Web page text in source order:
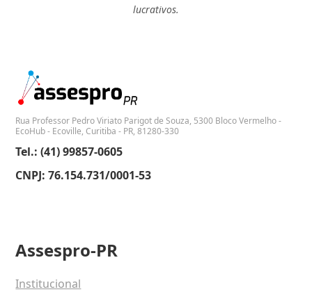
lucrativos.
Rua Professor Pedro Viriato Parigot de Souza, 5300 Bloco Vermelho -
EcoHub - Ecoville, Curitiba - PR, 81280-330
Tel.: (41) 99857-0605
CNPJ: 76.154.731/0001-53
Assespro-PR
Institucional